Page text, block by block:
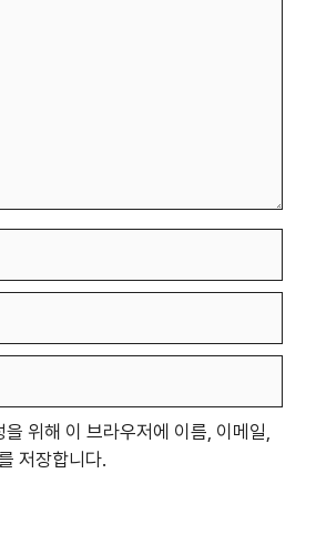
위해 이 브라우저에 이름, 이메일,
저장합니다.